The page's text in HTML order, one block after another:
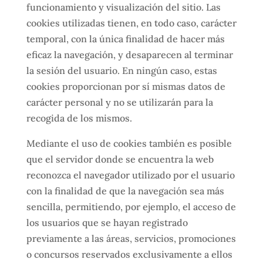
funcionamiento y visualización del sitio. Las
cookies utilizadas tienen, en todo caso, carácter
temporal, con la única finalidad de hacer más
eficaz la navegación, y desaparecen al terminar
la sesión del usuario. En ningún caso, estas
cookies proporcionan por sí mismas datos de
carácter personal y no se utilizarán para la
recogida de los mismos.
Mediante el uso de cookies también es posible
que el servidor donde se encuentra la web
reconozca el navegador utilizado por el usuario
con la finalidad de que la navegación sea más
sencilla, permitiendo, por ejemplo, el acceso de
los usuarios que se hayan registrado
previamente a las áreas, servicios, promociones
o concursos reservados exclusivamente a ellos